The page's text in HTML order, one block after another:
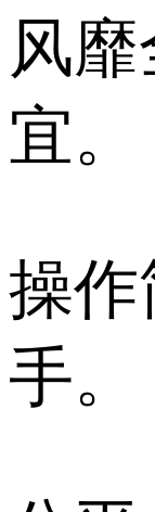
风
宜。
操作
手。